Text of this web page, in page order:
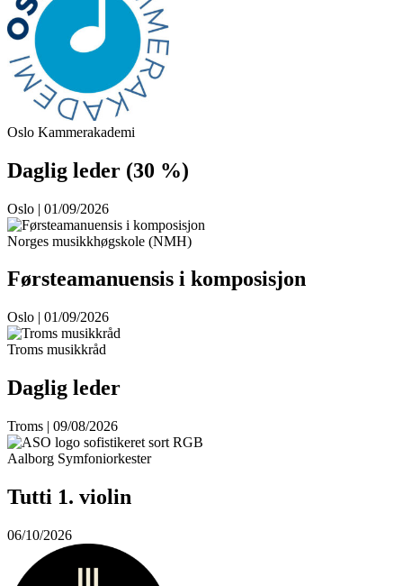
Oslo Kammerakademi
Daglig leder (30 %)
Oslo | 01/09/2026
Norges musikkhøgskole (NMH)
Førsteamanuensis i komposisjon
Oslo | 01/09/2026
Troms musikkråd
Daglig leder
Troms | 09/08/2026
Aalborg Symfoniorkester
Tutti 1. violin
06/10/2026